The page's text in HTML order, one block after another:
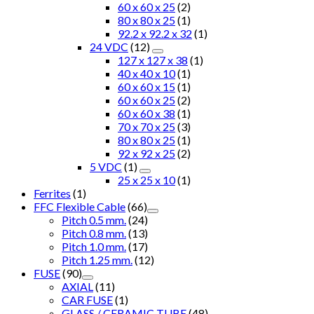
60 x 60 x 25(2)
80 x 80 x 25(1)
92.2 x 92.2 x 32 (1)
24 VDC (12)
127 x 127 x 38 (1)
40 x 40 x 10(1)
60 x 60 x 15(1)
60 x 60 x 25(2)
60 x 60 x 38 (1)
70 x 70 x 25(3)
80 x 80 x 25(1)
92 x 92 x 25(2)
5 VDC (1)
25 x 25 x 10(1)
Ferrites (1)
FFC Flexible Cable(66)
Pitch 0.5 mm. (24)
Pitch 0.8 mm. (13)
Pitch 1.0 mm. (17)
Pitch 1.25 mm. (12)
FUSE(90)
AXIAL (11)
CAR FUSE(1)